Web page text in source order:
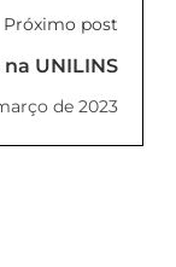
Próximo post
UNILINS
de 2023